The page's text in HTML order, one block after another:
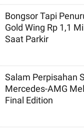
Bongsor Tapi
Gold Wing Rp 1,1
Saat Parkir
Salam Perpisahan
Mercedes-AMG
Final Edition